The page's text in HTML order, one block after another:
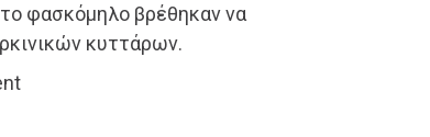
φασκόμηλο βρέθηκαν να
κυττάρων.